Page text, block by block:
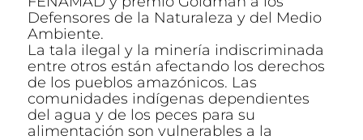
Defensores de la Naturaleza y del Medio
Ambiente.
La tala ilegal y la minería indiscriminada
entre otros están afectando los derechos
de los pueblos amazónicos. Las
comunidades indígenas dependientes
del agua y de los peces para su
alimentación son vulnerables a la